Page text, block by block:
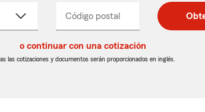
Código postal
postal
de
postal
de
_____
o continuar con una cotización
las cotizaciones y documentos serán proporcionados en inglés.